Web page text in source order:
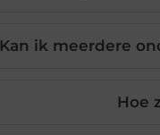
Kan ik meerdere
Hoe